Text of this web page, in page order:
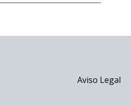
Aviso Legal